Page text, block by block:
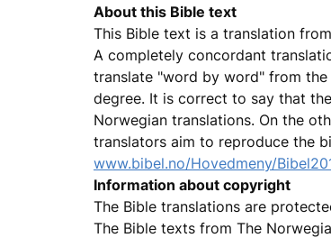
About this Bible text
This Bible text is a translation
A completely concordant
translate "word by word" from
degree. It is correct to say that
Norwegian translations. On the
translators aim to reproduce the
www.bibel.no/Hovedmeny/
Information about copyright
The Bible translations are
The Bible texts from The